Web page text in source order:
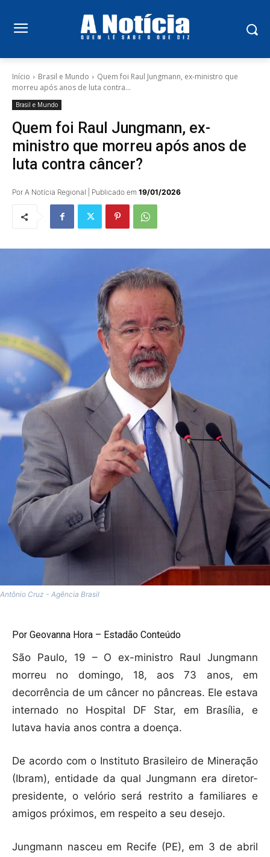
Início Brasil e Mundo
Quem foi Raul Jungmann, ex-ministro que
morreu após anos de luta contra...
Brasil e Mundo
Quem foi Raul Jungmann, ex-
ministro que morreu após anos de
luta contra câncer?
Por A Notícia Regional | Publicado em 19/01/2026
Antônio Cruz - Agência Brasil
Por Geovanna Hora – Estadão Conteúdo
São Paulo, 19 – O ex-ministro Raul Jungmann
morreu no domingo, 18, aos 73 anos, em
decorrência de um câncer no pâncreas. Ele estava
internado no Hospital DF Star, em Brasília, e
lutava havia anos contra a doença.
De acordo com o Instituto Brasileiro de Mineração
(Ibram), entidade da qual Jungmann era diretor-
presidente, o velório será restrito a familiares e
amigos próximos, em respeito a seu desejo.
Jungmann nasceu em Recife (PE), em 3 de abril